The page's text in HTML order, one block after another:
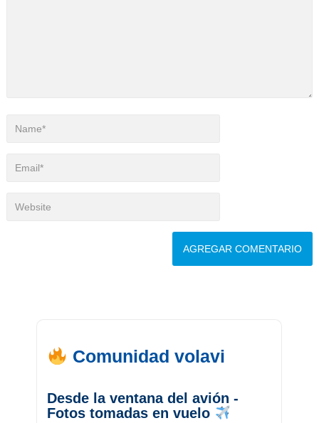
Comunidad volavi
Desde la ventana del avión -
Fotos tomadas en vuelo